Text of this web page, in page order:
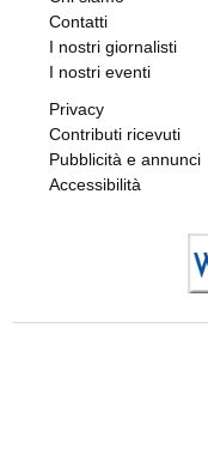
Fiscale: 02707610016
La nostra storia
Chi siamo
Contatti
I nostri giornalisti
I nostri eventi
Privacy
Pubblicità e annunci